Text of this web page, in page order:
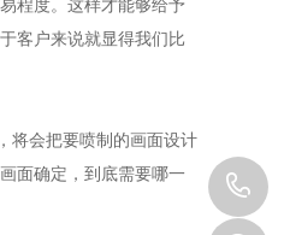
程度。这样才能够给予
客户来说就显得我们比
将会把要喷制的画面设计
面确定，到底需要哪一